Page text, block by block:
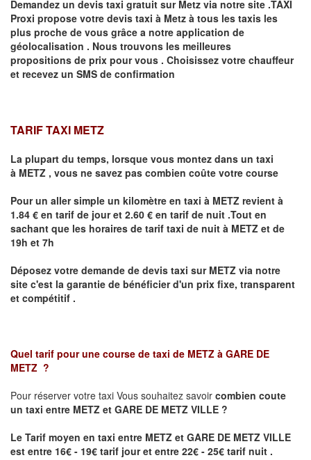
Demandez un devis taxi gratuit sur Metz via notre site .TAXI
Proxi propose votre devis taxi à Metz à tous les taxis les
plus proche de vous grâce a notre application de
géolocalisation . Nous trouvons les meilleures
propositions de prix pour vous . Choisissez votre chauffeur
et recevez un SMS de confirmation
TARIF TAXI METZ
La plupart du temps, lorsque vous montez dans un taxi
à METZ , vous ne savez pas combien coûte votre course
Pour un aller simple un kilomètre en taxi à METZ revient à
1.84 € en tarif de jour et 2.60 € en tarif de nuit .Tout en
sachant que les horaires de tarif taxi de nuit à METZ et de
19h et 7h
Déposez votre demande de devis taxi sur METZ via notre
site c'est la garantie de bénéficier d'un prix fixe, transparent
et compétitif .
Quel tarif pour une course de taxi de METZ à GARE DE
METZ ?
Pour réserver votre taxi Vous souhaitez savoir combien coute
un taxi entre METZ et GARE DE METZ VILLE ?
Le Tarif moyen en taxi entre METZ et GARE DE METZ VILLE
est entre 16€ - 19€ tarif jour et entre 22€ - 25€ tarif nuit .